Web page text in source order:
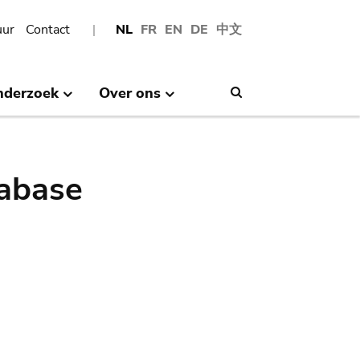
NL FR EN DE 中文
Contact
Over ons